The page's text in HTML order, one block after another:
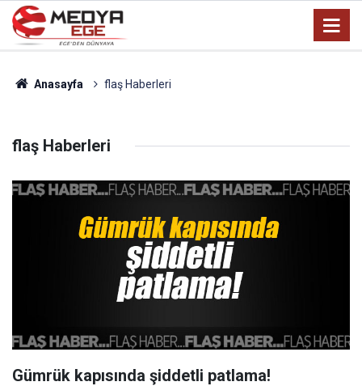
Anasayfa flaş Haberleri
flaş Haberleri
Gümrük kapısında şiddetli patlama!